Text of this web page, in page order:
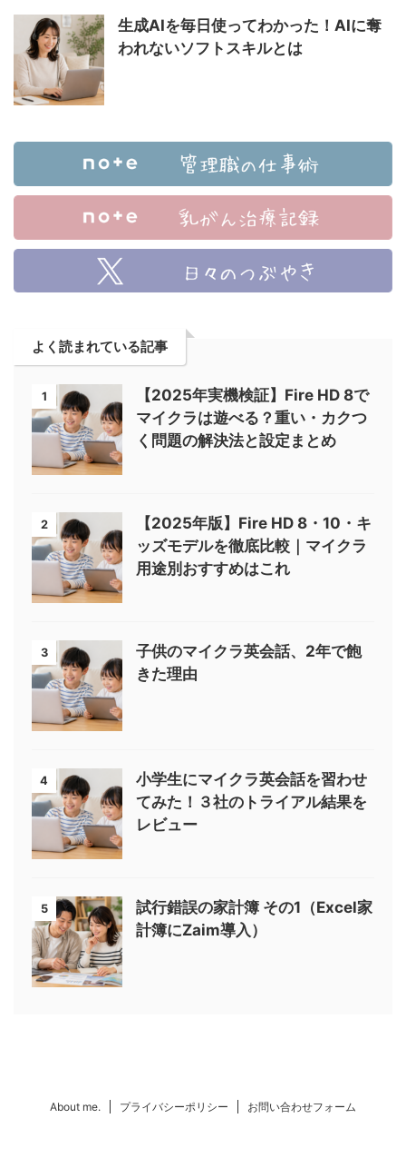
生成AIを毎日使ってわかった！AIに奪
われないソフトスキルとは
よく読まれている記事
1
【2025年実機検証】Fire HD 8で
マイクラは遊べる？重い・カクつ
く問題の解決法と設定まとめ
2
【2025年版】Fire HD 8・10・キ
ッズモデルを徹底比較｜マイクラ
用途別おすすめはこれ
3
子供のマイクラ英会話、2年で飽
きた理由
4
小学生にマイクラ英会話を習わせ
てみた！３社のトライアル結果を
レビュー
5
試行錯誤の家計簿 その1（Excel家
計簿にZaim導入）
About me. プライバシーポリシー お問い合わせフォーム